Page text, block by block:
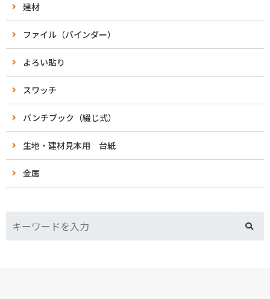
建材
ファイル（バインダー）
よろい貼り
スワッチ
バンチブック（綴じ式）
生地・建材見本用 台紙
金属